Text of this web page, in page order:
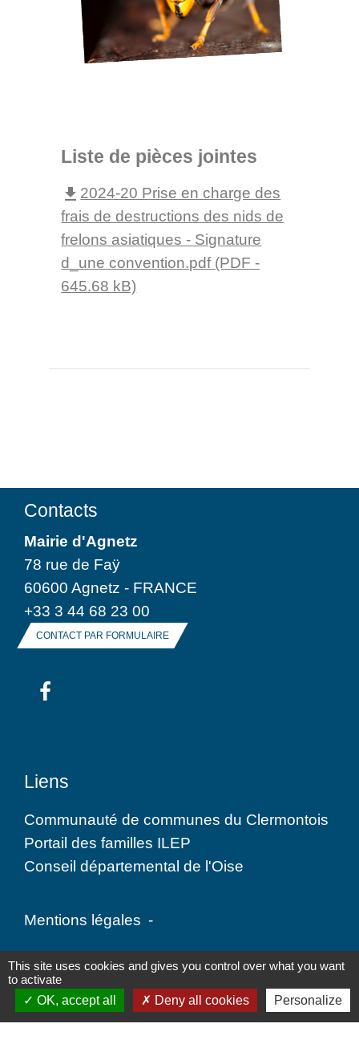
Liste de pièces jointes
file_download2024-20 Prise en charge des
frais de destructions des nids de
frelons asiatiques - Signature
d_une convention.pdf (PDF -
645.68 kB)
Contacts
Mairie d'Agnetz
78 rue de Faÿ
60600 Agnetz - FRANCE
+33 3 44 68 23 00
CONTACT PAR FORMULAIRE
Liens
Communauté de communes du Clermontois
Portail des familles ILEP
Conseil départemental de l'Oise
Mentions légales -
Politique de confidentialité - Accessibilité -
Plan du site - Gestion des cookies
This site uses cookies and gives you control over what you want
to activate
OK, accept all
Deny all cookies Personalize